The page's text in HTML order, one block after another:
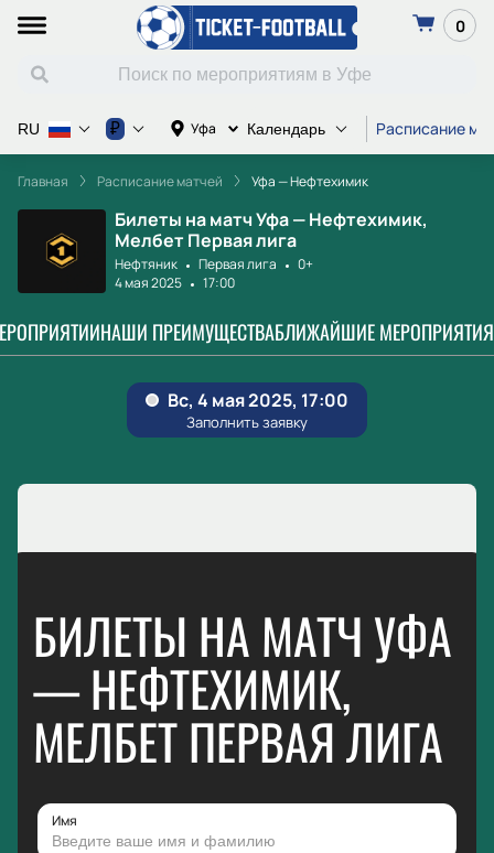
0
Уфа Календарь Расписание
RU ₽
Главная Расписание матчей Уфа — Нефтехимик
Билеты на матч Уфа — Нефтехимик,
Мелбет Первая лига
Нефтяник Первая лига
0+
4 мая 2025
17:00
НАШИ ПРЕИМУЩЕСТВАБЛИЖАЙШИЕ МЕРОПРИЯТИЯ
БИЛЕТЫ НА МАТЧ УФА
— НЕФТЕХИМИК,
МЕЛБЕТ ПЕРВАЯ ЛИГА
Имя